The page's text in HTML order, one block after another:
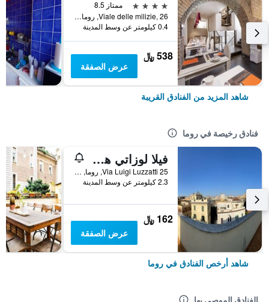
4 نجوم
ممتاز 8.5
Viale delle milizie, 26, روما, إيطاليا
0.4 كيلومتر عن وسط المدينة
538 ﷼
عرض الصفقة
شاهد المزيد من الفنادق القريبة
فنادق رخيصة في روما
فيلا لوزاتي هوستل
25 Via Luigi Luzzatti, روما, إيطاليا
2.3 كيلومتر عن وسط المدينة
162 ﷼
عرض الصفقة
شاهد أرخص الفنادق في روما
الفنادق الموصى بها